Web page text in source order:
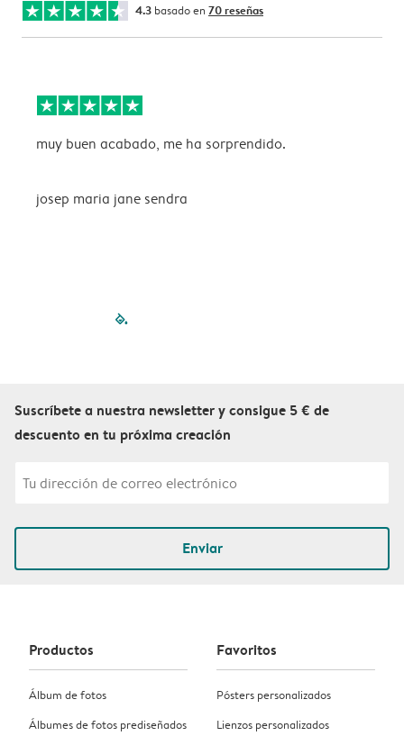
4.3 basado en 70 reseñas
muy buen acabado, me ha sorprendido.
josep maria jane sendra
filled-pagination
Suscríbete a nuestra newsletter y consigue 5 € de
descuento en tu próxima creación
Enviar
Productos
Álbum de fotos
Álbumes de fotos prediseñados
Favoritos
Pósters personalizados
Lienzos personalizados